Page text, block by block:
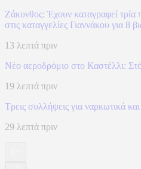
Ζάκυνθος: Έχουν καταγραφεί
στις καταγγελίες Γιαννάκου για 8
13 λεπτά πριν
Νέο αεροδρόμιο στο Καστέλλι:
19 λεπτά πριν
Τρεις συλλήψεις για ναρκωτικά
29 λεπτά πριν